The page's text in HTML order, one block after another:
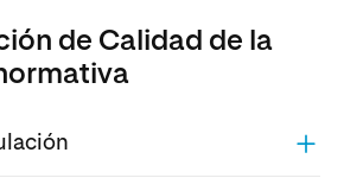
de Calidad de la